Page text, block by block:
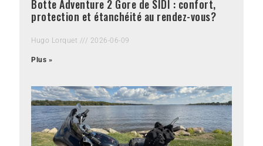
Botte Adventure 2 Gore de SIDI : confort,
protection et étanchéité au rendez-vous?
Hugo Lorquet 2026-06-09
Plus »